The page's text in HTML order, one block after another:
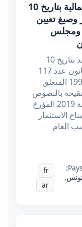
قرار عام عدد 23 لهيئة السوق المالية بتاريخ 10
وصيغ تعيين
ومجلس
إن مجلس هيئة السوق المالية المنعقد بتاريخ 10
مارس 2020 ، بعد اطلاعه على القـانون عدد 117
لسنة 1994 المؤرخ في 14 نوفمبر 1994 المتعلق
بالنصوص
اللاحقة وخاصة القـانون عدد 47 لسنة 2019 المؤرخ
مناخ الاستثمار
الترتيب العام
Pays:
,
fr
ar